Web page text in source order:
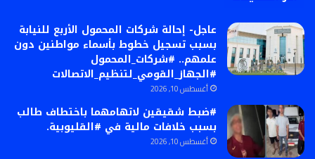
عاجل- إحالة شركات المحمول الأربع للنيابة
بسبب تسجيل خطوط بأسماء مواطنين دون
علمهم.. #شركات_المحمول
#الجهاز_القومي_لتنظيم_الاتصالات
أغسطس 10, 2026
#ضبط شقيقين لاتهامهما باختطاف طالب
بسبب خلافات مالية في #القليوبية.
أغسطس 10, 2026